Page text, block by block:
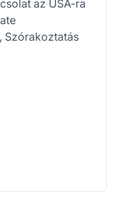
az USA-ra
Szórakoztatás